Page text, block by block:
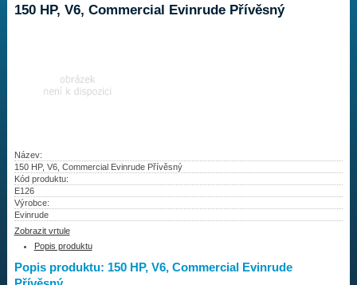
Výrobce:
Najít vrtuli
Vrtule
Redukční pouzdra XHS
Kontakty
Aktuality
150 HP, V6, Commercial Evinrude Přívěsný
Název:
150 HP, V6, Commercial Evinrude Přívěsný
Kód produktu:
E126
Výrobce:
Evinrude
Zobrazit vrtule
Popis produktu
Popis produktu: 150 HP, V6, Commercial Evinrude